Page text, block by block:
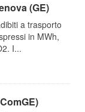
(GE)
a trasporto
in MWh,
I...